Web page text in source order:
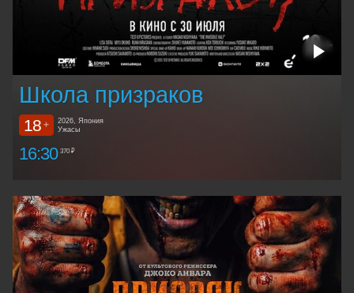
Школа призраков
18 +
2026, Япония
Ужасы
16:30 370 ₽